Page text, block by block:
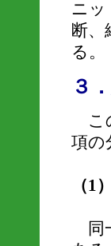
ニッ
断
る。
３
こ
項の
（1
同